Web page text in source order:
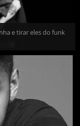
e tirar eles do funk